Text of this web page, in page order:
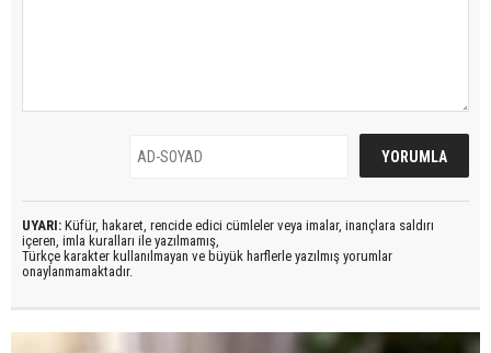
UYARI: Küfür, hakaret, rencide edici cümleler veya imalar, inançlara saldırı
içeren, imla kuralları ile yazılmamış,
Türkçe karakter kullanılmayan ve büyük harflerle yazılmış yorumlar
onaylanmamaktadır.